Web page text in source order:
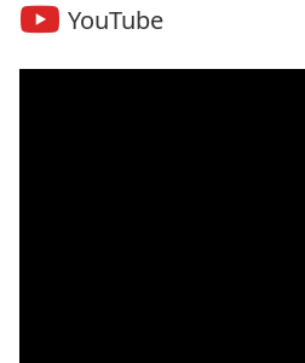
YouTube